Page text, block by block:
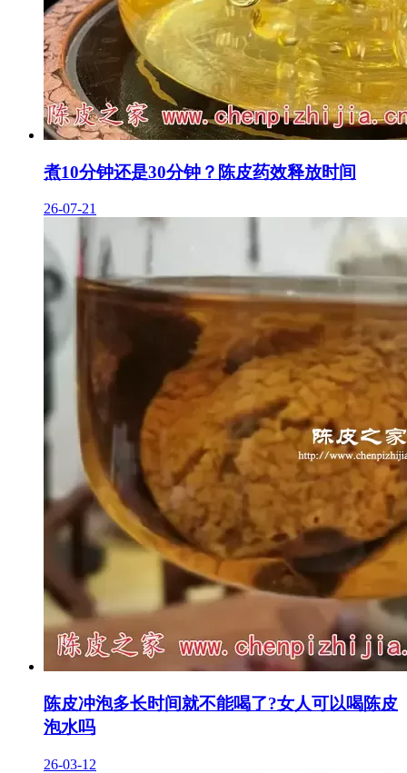
煮10分钟还是30分钟？陈皮药效释放时间
26-07-21
陈皮冲泡多长时间就不能喝了?女人可以喝陈皮
泡水吗
26-03-12